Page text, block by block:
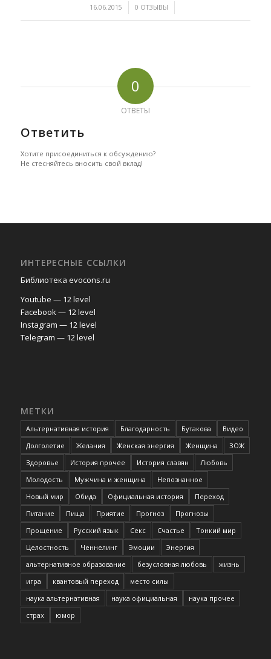
16.06.2015
/ 0 ОТЗЫВЫ
/
0
ОТВЕТЫ
Ответить
Хотите присоединиться к обсуждению?
Не стесняйтесь вносить свой вклад!
ИНТЕРЕСНЫЕ ССЫЛКИ
Библиотека evocons.ru
Youtube — 12 level
Facebook — 12 level
Instagram — 12 level
Telegram — 12 level
МЕТКИ
Альтернативная история Благодарность Бутакова
Видео
Долголетие
Желания Женская энергия Женщина
ЗОЖ
Здоровье
История прочее История славян
Любовь
Молодость
Мужчина и женщина
Непознанное
Новый мир
Обида Официальная история
Переход
Питание
Пища Приятие Прогноз
Прогнозы
Прощение
Русский язык Секс Счастье
Тонкий мир
Целостность
Ченнелинг Эмоции
Энергия
альтернативное образование
безусловная любовь
жизнь
игра
квантовый переход
место силы
наука альтернативная
наука официальная
наука прочее
страх
юмор